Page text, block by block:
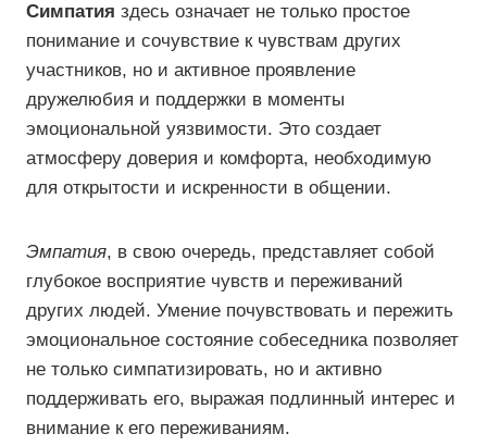
Симпатия здесь означает не только простое
понимание и сочувствие к чувствам других
участников, но и активное проявление
дружелюбия и поддержки в моменты
эмоциональной уязвимости. Это создает
атмосферу доверия и комфорта, необходимую
для открытости и искренности в общении.
Эмпатия, в свою очередь, представляет собой
глубокое восприятие чувств и переживаний
других людей. Умение почувствовать и пережить
эмоциональное состояние собеседника позволяет
не только симпатизировать, но и активно
поддерживать его, выражая подлинный интерес и
внимание к его переживаниям.